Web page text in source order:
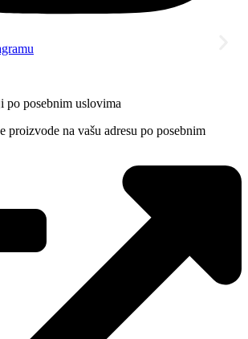
po posebnim uslovima
proizvode na vašu adresu po posebnim